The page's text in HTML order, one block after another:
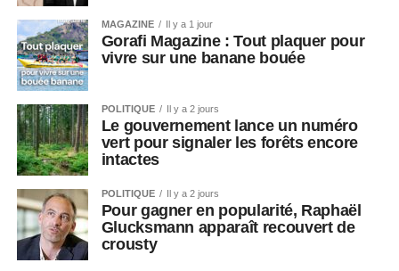
MAGAZINE Il y a 1 jour
Gorafi Magazine : Tout plaquer pour
vivre sur une banane bouée
POLITIQUE Il y a 2 jours
Le gouvernement lance un numéro
vert pour signaler les forêts encore
intactes
POLITIQUE Il y a 2 jours
Pour gagner en popularité, Raphaël
Glucksmann apparaît recouvert de
crousty